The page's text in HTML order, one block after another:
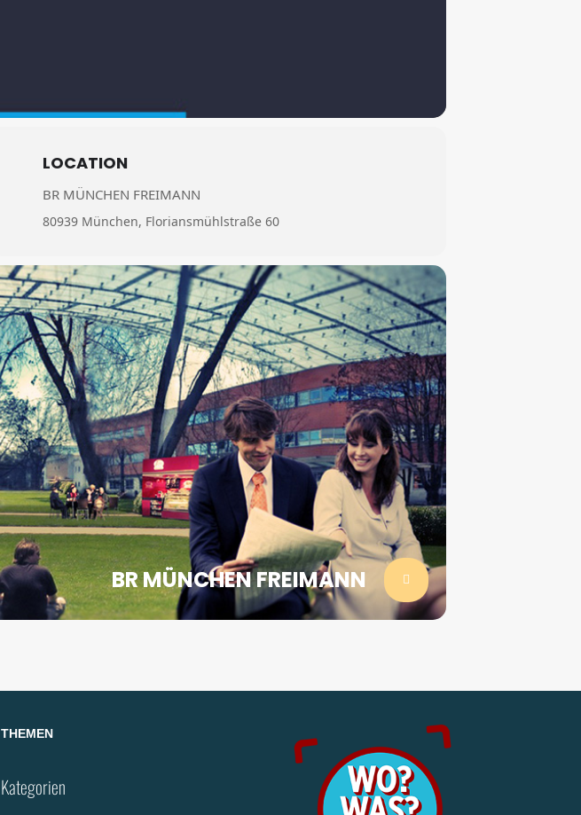
LOCATION
BR MÜNCHEN FREIMANN
80939 München, Floriansmühlstraße 60
BR MÜNCHEN FREIMANN
THEMEN
Kategorien